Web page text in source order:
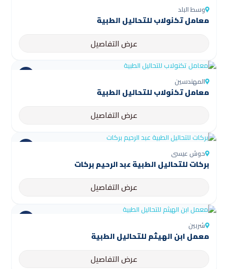
وسط البلد
معامل تكنولاب للتحاليل الطبية
عرض التفاصيل
المهندسين
معامل تكنولاب للتحاليل الطبية
عرض التفاصيل
حوش عيسى
بركات للتحاليل الطبية عبد الرحيم بركات
عرض التفاصيل
شربين
عرض التفاصيل